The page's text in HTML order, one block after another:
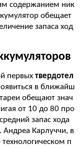
содержанием ник
обещает
запаса ход
первых твердотел
в ближайш
обещают знач
от 10 до 80 про
запас хода
Карлуччи, в
п